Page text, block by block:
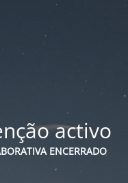
activo
ENCERRADO